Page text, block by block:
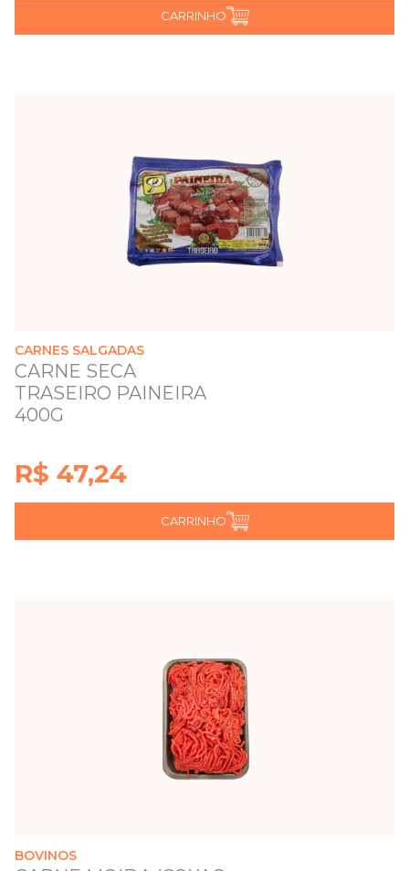
CARRINHO
CARNES SALGADAS
CARNE SECA
TRASEIRO PAINEIRA
400G
R$ 47,24
CARRINHO
BOVINOS